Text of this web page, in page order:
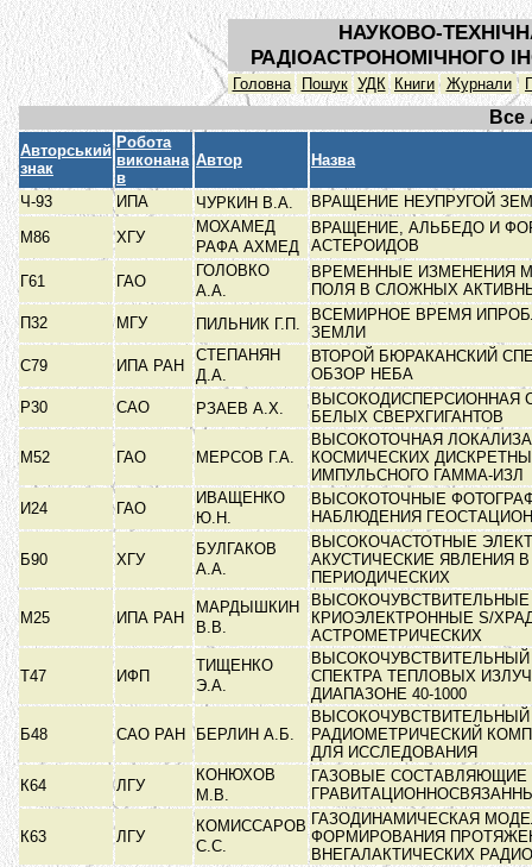
НАУКОВО-
РАДІОАСТРОНОМІЧНОГО
Головна Пошук УДК Книги Журнали
Все
Авторський
знак
Робота
виконана
в
Автор Назва
Ч-93 ИПА ЧУРКИН В.А.
ВРАЩЕНИЕ НЕУПРУГОЙ
М86
ХГУ
МОХАМЕД
РАФА АХМЕД
ВРАЩЕНИЕ, АЛЬБЕДО И
АСТЕРОИДОВ
Г61
ГАО
ГОЛОВКО
А.А.
ВРЕМЕННЫЕ ИЗМЕНЕНИЯ
ПОЛЯ В СЛОЖНЫХ
П32
МГУ ПИЛЬНИК Г.П.
ВСЕМИРНОЕ ВРЕМЯ
ЗЕМЛИ
С79
ИПА РАН
СТЕПАНЯН
Д.А.
ВТОРОЙ БЮРАКАНСКИЙ
ОБЗОР НЕБА
Р30
САО РЗАЕВ А.Х.
ВЫСОКОДИСПЕРСИОННАЯ
БЕЛЫХ СВЕРХГИГАНТОВ
М52 ГАО МЕРСОВ Г.А.
ВЫСОКОТОЧНАЯ
КОСМИЧЕСКИХ
ИМПУЛЬСНОГО ГАММА-ИЗЛ
И24
ГАО
ИВАЩЕНКО
Ю.Н.
ВЫСОКОТОЧНЫЕ
НАБЛЮДЕНИЯ
Б90 ХГУ
БУЛГАКОВ
А.А.
ВЫСОКОЧАСТОТНЫЕ
АКУСТИЧЕСКИЕ ЯВЛЕНИЯ
ПЕРИОДИЧЕСКИХ
М25 ИПА РАН
МАРДЫШКИН
В.В.
ВЫСОКОЧУВСТВИТЕЛЬНЫЕ
КРИОЭЛЕКТРОННЫЕ S/
АСТРОМЕТРИЧЕСКИХ
Т47 ИФП
ТИЩЕНКО
Э.А.
ВЫСОКОЧУВСТВИТЕЛЬНЫЙ
СПЕКТРА ТЕПЛОВЫХ
ДИАПАЗОНЕ 40-1000
Б48 САО РАН БЕРЛИН А.Б.
ВЫСОКОЧУВСТВИТЕЛЬНЫЙ
РАДИОМЕТРИЧЕСКИЙ
ДЛЯ ИССЛЕДОВАНИЯ
К64
ЛГУ
КОНЮХОВ
М.В.
ГАЗОВЫЕ СОСТАВЛЯЮЩИЕ
К63 ЛГУ
КОМИССАРОВ
С.С.
ГАЗОДИНАМИЧЕСКАЯ
ФОРМИРОВАНИЯ
ВНЕГАЛАКТИЧЕСКИХ